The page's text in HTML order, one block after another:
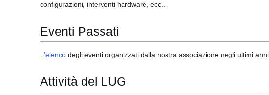
configurazioni, interventi hardware, ecc...
Eventi Passati
L'elenco degli eventi organizzati dalla nostra associazione negli ultimi anni.
Attività del LUG